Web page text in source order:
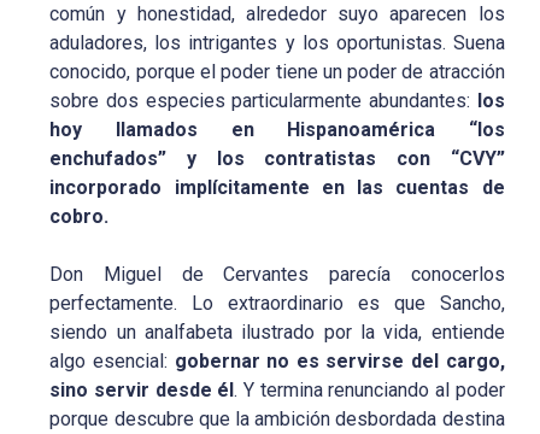
común y honestidad, alrededor suyo aparecen los
aduladores, los intrigantes y los oportunistas. Suena
conocido, porque el poder tiene un poder de atracción
sobre dos especies particularmente abundantes: los
hoy llamados en Hispanoamérica “los
enchufados” y los contratistas con “CVY”
incorporado implícitamente en las cuentas de
cobro.
Don Miguel de Cervantes parecía conocerlos
perfectamente. Lo extraordinario es que Sancho,
siendo un analfabeta ilustrado por la vida, entiende
algo esencial: gobernar no es servirse del cargo,
sino servir desde él. Y termina renunciando al poder
porque descubre que la ambición desbordada destina